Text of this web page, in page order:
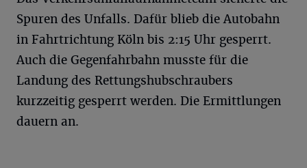
Spuren des Unfalls. Dafür blieb die Autobahn
in Fahrtrichtung Köln bis 2:15 Uhr gesperrt.
Auch die Gegenfahrbahn musste für die
Landung des Rettungshubschraubers
kurzzeitig gesperrt werden. Die Ermittlungen
dauern an.